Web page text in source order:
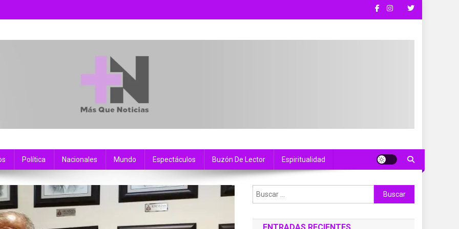
Política Nacionales Mundo Espectáculos Buzón De Lector Espiritualidad
Buscar: